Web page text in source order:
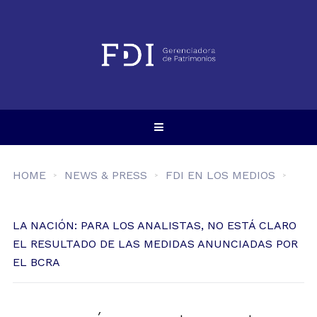
HOME NEWS & PRESS FDI EN LOS MEDIOS
LA NACIÓN: PARA LOS ANALISTAS, NO ESTÁ CLARO
EL RESULTADO DE LAS MEDIDAS ANUNCIADAS POR
EL BCRA